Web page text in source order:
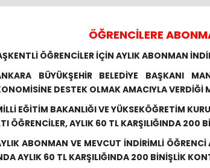
ÖĞRENCİLERE
ÖĞRENCİLER İÇİN AYLIK ABONMAN
BÜYÜKŞEHİR BELEDİYE BAŞKANI
DESTEK OLMAK AMACIYLA
EĞİTİM BAKANLIĞI VE YÜKSEKÖĞRETİM
ÖĞRENCİLER, AYLIK 60 TL KARŞILIĞINDA 200
ABONMAN VE MEVCUT İNDİRİMLİ
AYLIK 60 TL KARŞILIĞINDA 200 BİNİŞLİK